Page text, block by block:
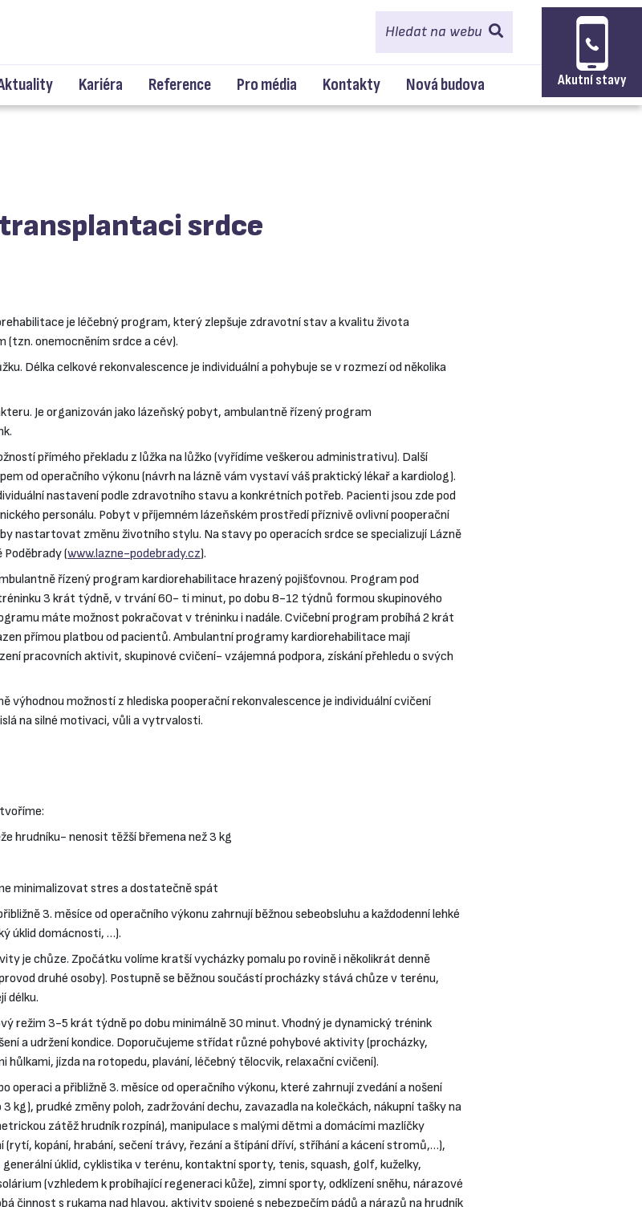
Hledat na webu
Kariéra Reference Pro média Kontakty Nová budova Akutní stavy
srdce
je léčebný program, který zlepšuje zdravotní stav a kvalitu života
(tzn. onemocněním srdce a cév).
Délka celkové rekonvalescence je individuální a pohybuje se v rozmezí od několika
Je organizován jako lázeňský pobyt, ambulantně řízený program
přímého překladu z lůžka na lůžko (vyřídíme veškerou administrativu). Další
od operačního výkonu (návrh na lázně vám vystaví váš praktický lékař a kardiolog).
nastavení podle zdravotního stavu a konkrétních potřeb. Pacienti jsou zde pod
personálu. Pobyt v příjemném lázeňském prostředí příznivě ovlivní pooperační
nastartovat změnu životního stylu. Na stavy po operacích srdce se specializují Lázně
Poděbrady (www.lazne-podebrady.cz).
řízený program kardiorehabilitace hrazený pojišťovnou. Program pod
3 krát týdně, v trvání 60- ti minut, po dobu 8-12 týdnů formou skupinového
máte možnost pokračovat v tréninku i nadále. Cvičební program probíhá 2 krát
přímou platbou od pacientů. Ambulantní programy kardiorehabilitace mají
pracovních aktivit, skupinové cvičení- vzájemná podpora, získání přehledu o svých
výhodnou možností z hlediska pooperační rekonvalescence je individuální cvičení
na silné motivaci, vůli a vytrvalosti.
hrudníku- nenosit těžší břemena než 3 kg
minimalizovat stres a dostatečně spát
3. měsíce od operačního výkonu zahrnují běžnou sebeobsluhu a každodenní lehké
úklid domácnosti, …).
je chůze. Zpočátku volíme kratší vycházky pomalu po rovině i několikrát denně
druhé osoby). Postupně se běžnou součástí procházky stává chůze v terénu,
délku.
režim 3-5 krát týdně po dobu minimálně 30 minut. Vhodný je dynamický trénink
a udržení kondice. Doporučujeme střídat různé pohybové aktivity (procházky,
jízda na rotopedu, plavání, léčebný tělocvik, relaxační cvičení).
operaci a přibližně 3. měsíce od operačního výkonu, které zahrnují zvedání a nošení
kg), prudké změny poloh, zadržování dechu, zavazadla na kolečkách, nákupní tašky na
zátěž hrudník rozpíná), manipulace s malými dětmi a domácími mazlíčky
kopání, hrabání, sečení trávy, řezání a štípání dříví, stříhání a kácení stromů,…),
úklid, cyklistika v terénu, kontaktní sporty, tenis, squash, golf, kuželky,
(vzhledem k probíhající regeneraci kůže), zimní sporty, odklízení sněhu, nárazové
činnost s rukama nad hlavou, aktivity spojené s nebezpečím pádů a nárazů na hrudník